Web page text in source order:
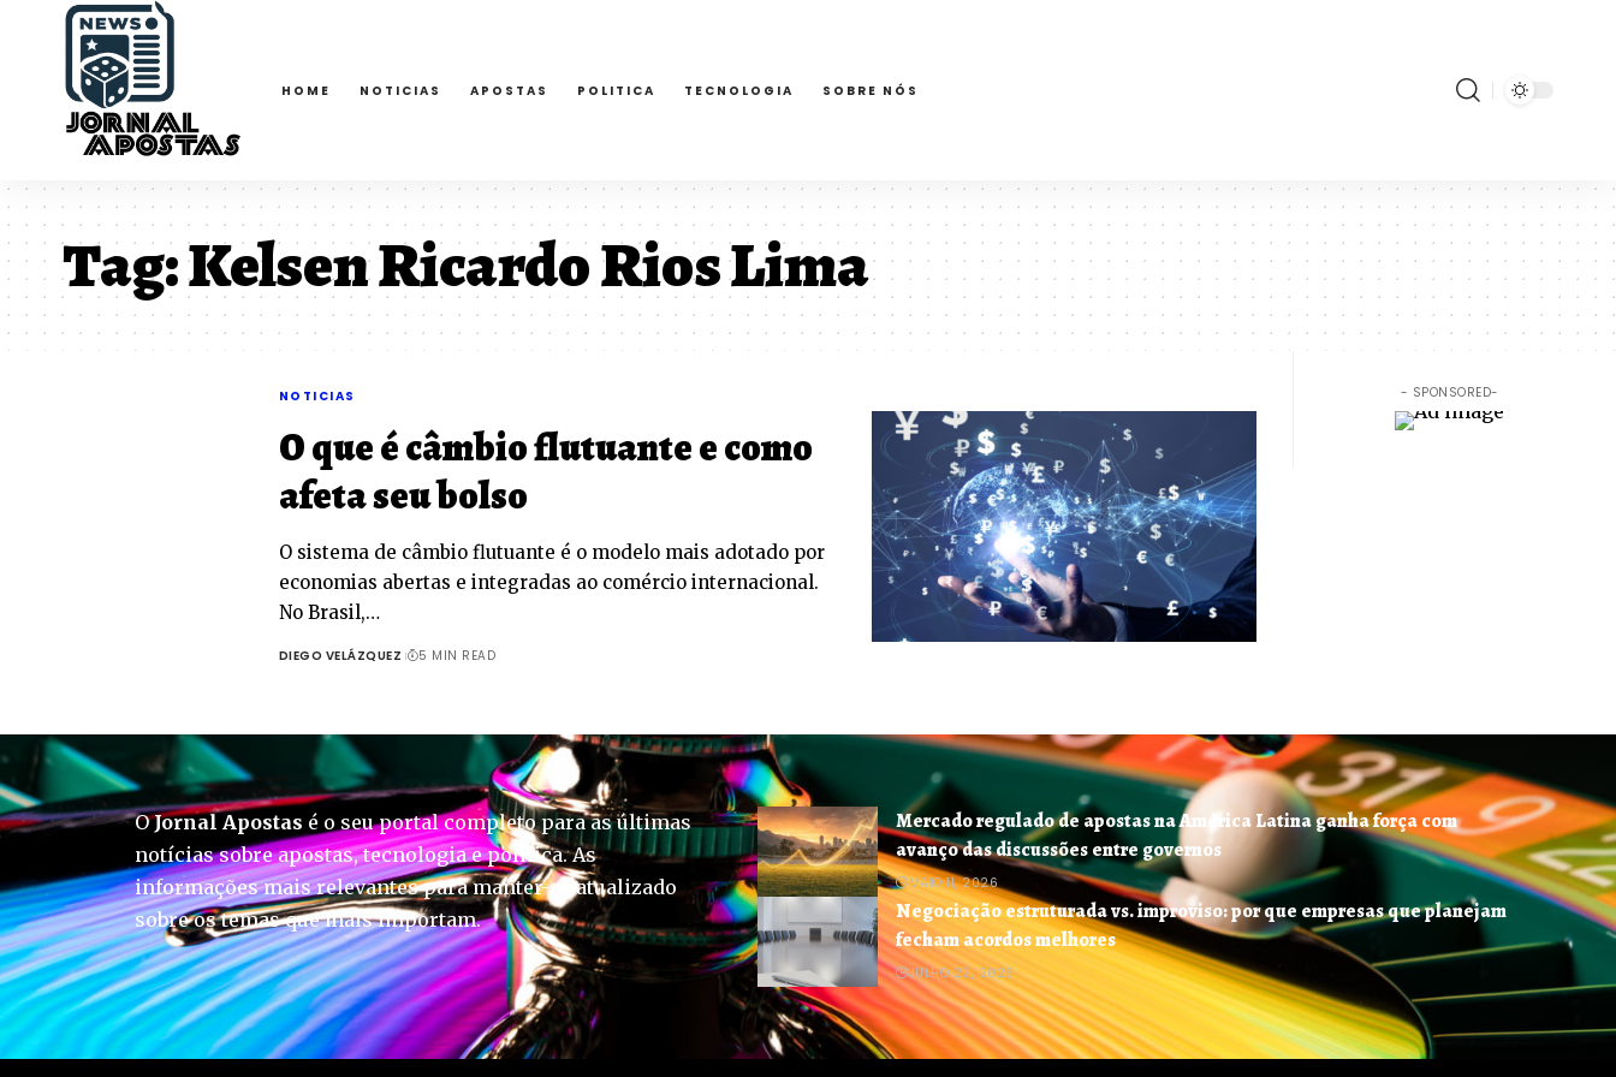
HOME NOTICIAS APOSTAS POLITICA TECNOLOGIA SOBRE NÓS
Tag:Kelsen Ricardo Rios Lima
NOTICIAS
O que é câmbio flutuante e como
afeta seu bolso
O sistema de câmbio flutuante é o modelo mais adotado por
economias abertas e integradas ao comércio internacional.
No Brasil,…
DIEGO VELÁZQUEZ 5 MIN READ
- SPONSORED-
OJornal Apostas é o seu portal completo para as últimas
notícias sobre apostas, tecnologia e política. As
informações mais relevantes para manter-se atualizado
sobre os temas que mais importam.
Mercado regulado de apostas na América Latina ganha força com
avanço das discussões entre governos
MAIO 11, 2026
Negociação estruturada vs. improviso: por que empresas que planejam
fecham acordos melhores
JULHO 22, 2026